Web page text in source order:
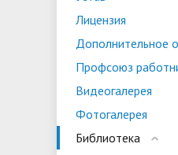
Бассейн
Военный учебный
Прием 2026.
Особая квота
Объединенный
Научные труды
Лицензия
Дополнительное
Профсоюз
Видеогалерея
Фотогалерея
Библиотека